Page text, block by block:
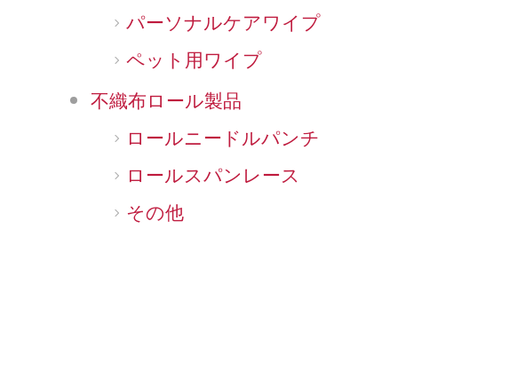
パーソナルケアワイプ
ペット用ワイプ
不織布ロール製品
ロールニードルパンチ
ロールスパンレース
その他